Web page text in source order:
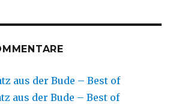
aus der Bude – Best of
aus der Bude – Best of